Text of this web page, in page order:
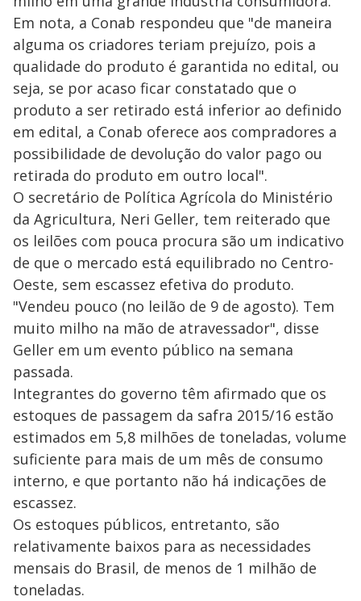
Em nota, a Conab respondeu que "de maneira
alguma os criadores teriam prejuízo, pois a
qualidade do produto é garantida no edital, ou
seja, se por acaso ficar constatado que o
produto a ser retirado está inferior ao definido
em edital, a Conab oferece aos compradores a
possibilidade de devolução do valor pago ou
retirada do produto em outro local".
O secretário de Política Agrícola do Ministério
da Agricultura, Neri Geller, tem reiterado que
os leilões com pouca procura são um indicativo
de que o mercado está equilibrado no Centro-
Oeste, sem escassez efetiva do produto.
"Vendeu pouco (no leilão de 9 de agosto). Tem
muito milho na mão de atravessador", disse
Geller em um evento público na semana
passada.
Integrantes do governo têm afirmado que os
estoques de passagem da safra 2015/16 estão
estimados em 5,8 milhões de toneladas, volume
suficiente para mais de um mês de consumo
interno, e que portanto não há indicações de
escassez.
Os estoques públicos, entretanto, são
relativamente baixos para as necessidades
mensais do Brasil, de menos de 1 milhão de
toneladas.